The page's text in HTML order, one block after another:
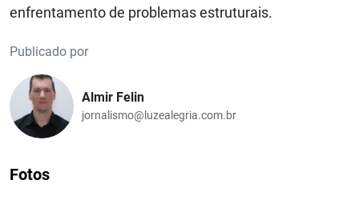
enfrentamento de problemas estruturais.
Publicado por
Almir Felin
jornalismo@luzealegria.com.br
Fotos